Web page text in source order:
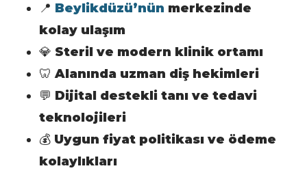
📍 Beylikdüzü’nün merkezinde
kolay ulaşım
💎 Steril ve modern klinik ortamı
🦷Alanında uzman diş hekimleri
💬 Dijital destekli tanı ve tedavi
teknolojileri
💰 Uygun fiyat politikası ve ödeme
kolaylıkları